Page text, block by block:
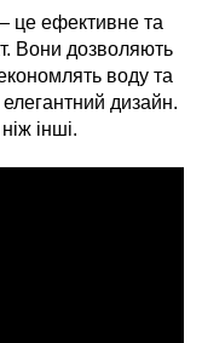
це ефективне та
Вони дозволяють
воду та
дизайн.
інші.